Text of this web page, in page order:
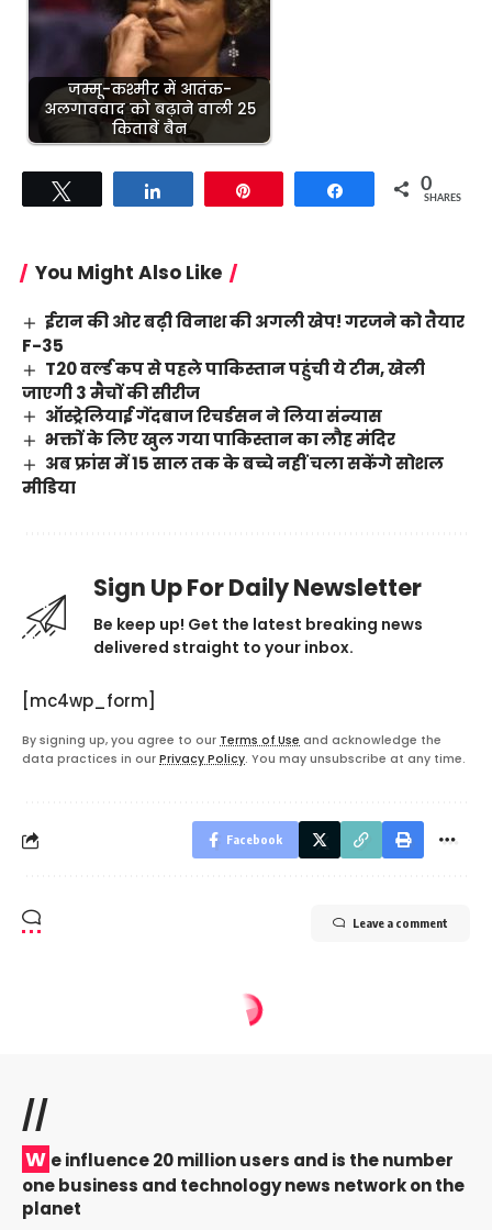
जम्मू-कश्मीर में आतंक-
अलगाववाद को बढ़ाने वाली 25
किताबें बैन
Share 0
SHARES
You Might Also Like
ईरान की ओर बढ़ी विनाश की अगली खेप! गरजने को तैयार
F-35
T20 वर्ल्ड कप से पहले पाकिस्तान पहुंची ये टीम, खेली
जाएगी 3 मैचों की सीरीज
ऑस्ट्रेलियाई गेंदबाज रिचर्डसन ने लिया संन्यास
भक्तों के लिए खुल गया पाकिस्तान का लौह मंदिर
अब फ्रांस में 15 साल तक के बच्चे नहीं चला सकेंगे सोशल
मीडिया
Sign Up For Daily Newsletter
Be keep up! Get the latest breaking news
delivered straight to your inbox.
[mc4wp_form]
By signing up, you agree to our Terms of Use and acknowledge the
data practices in our Privacy Policy. You may unsubscribe at any time.
Facebook
Leave a comment
//
W e influence 20 million users and is the number
one business and technology news network on the
planet